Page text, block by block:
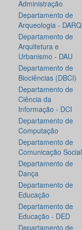
Administração
Departamento de
Arqueologia - DARQ
Departamento de
Arquitetura e
Urbanismo - DAU
Departamento de
Biociências (DBCI)
Departamento de
Ciência da
Informação - DCI
Departamento de
Computação
Departamento de
Comunicação Social
Departamento de
Dança
Departamento de
Educação
Departamento de
Educação - DED
Departamento de